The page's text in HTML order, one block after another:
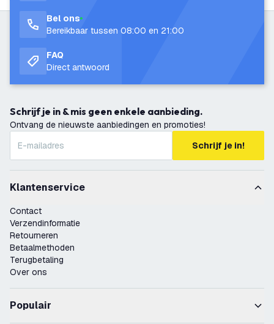
Bel ons
Bereikbaar tussen 08:00 en 21:00
FAQ
Direct antwoord
Schrijf je in & mis geen enkele aanbieding.
Ontvang de nieuwste aanbiedingen en promoties!
Schrijf je in!
Klantenservice
Contact
Verzendinformatie
Retourneren
Betaalmethoden
Terugbetaling
Over ons
Populair